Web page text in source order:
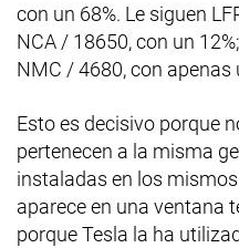
con un 68%. Le siguen
NCA / 18650, con un
NMC / 4680, con apenas
Esto es decisivo porque
pertenecen a la misma
instaladas en los
aparece en una ventana
porque Tesla la ha